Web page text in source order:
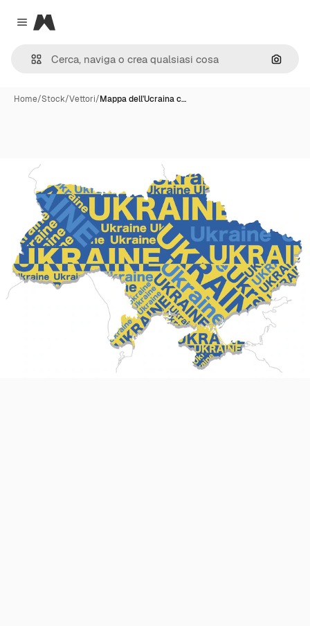
Close menu
Magnific
Cerca
Home/Stock/Vettori/Mappa dell'Ucraina c…